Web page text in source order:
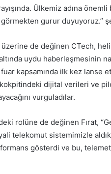
Ülkemiz adına
gurur duyuyoruz.”
de değinen CTech,
uydu haberleşmesinin
kapsamında ilk kez lanse
dijital verileri ve
vurguladılar.
rolüne de değinen Fırat,
telekomut sistemimizle
gösterdi ve bu,